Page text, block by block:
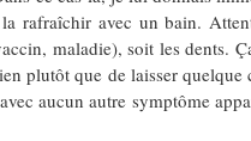
rafraîchir avec un bain.
maladie), soit les dents.
plutôt que de laisser quelque
aucun autre symptôme